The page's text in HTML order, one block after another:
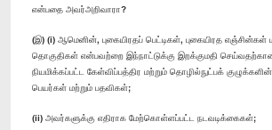
என்பதை அவர்அறிவாரா?
(இ) (i) ஆமெனின், புகையிரதப் பெட்டிகள், புகையிரத எஞ்சின்கள்
தொகுதிகள் என்பவற்றை இந்நாட்டுக்கு இறக்குமதி
நியமிக்கப்பட்ட கேள்விப்பத்திர மற்றும் தொழில்நுட்பக்
பெயர்கள் மற்றும் பதவிகள்;
(ii) அவர்களுக்கு எதிராக மேற்கொள்ளப்பட்ட நடவடிக்கைகள்;